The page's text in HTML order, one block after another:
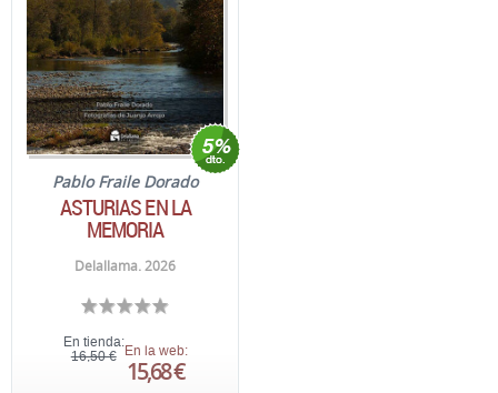
Pablo Fraile Dorado
ASTURIAS EN LA
MEMORIA
Delallama. 2026
En tienda:
16,50 € En la web:
15,68 €